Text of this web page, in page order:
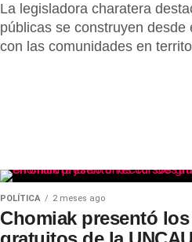
La legisladora charatera
públicas se construyen desde
con las comunidades en
POLÍTICA 2 meses ago
Chomiak presentó